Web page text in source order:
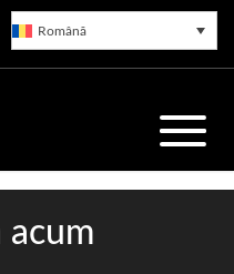
Română
Mureș
acum